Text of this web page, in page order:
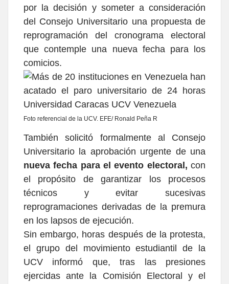
por la decisión y someter a consideración
del Consejo Universitario una propuesta de
reprogramación del cronograma electoral
que contemple una nueva fecha para los
comicios.
Foto referencial de la UCV. EFE/ Ronald Peña R
También solicitó formalmente al Consejo
Universitario la aprobación urgente de una
nueva fecha para el evento electoral, con
el propósito de garantizar los procesos
técnicos y evitar sucesivas
reprogramaciones derivadas de la premura
en los lapsos de ejecución.
Sin embargo, horas después de la protesta,
el grupo del movimiento estudiantil de la
UCV informó que, tras las presiones
ejercidas ante la Comisión Electoral y el